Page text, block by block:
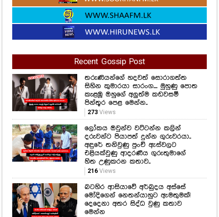
Recent Gossip Post
තරුණියන්ගේ හදවත් සොරාගත්ත
සිහින කුමාරයා සාරංග.... මුහුණු පොත
කැළඹූ ඔහුගේ අලුත්ම කඩවසම්
පින්තූර පෙළ මෙන්න..
273Views
ලෝකය ඔවුන්ව වට්ටන්න කලින්
දරුවන්ට පියාපත් දුන්න ගුරුවරයා..
අඳුරේ තනිවුණු පුංචි ඇස්වලට
එළියක්වුණු ආදරණීය ගුරුතුමාගේ
හිත උණුකරන කතාව..
216Views
බටහිර ආසියාවේ අර්බුදය අස්සේ
මෝදිගෙන් නෙතන්යාහුට ඇමතුමක්!
දෙදෙනා අතර සිද්ධ වුණු කතාව
මෙන්න